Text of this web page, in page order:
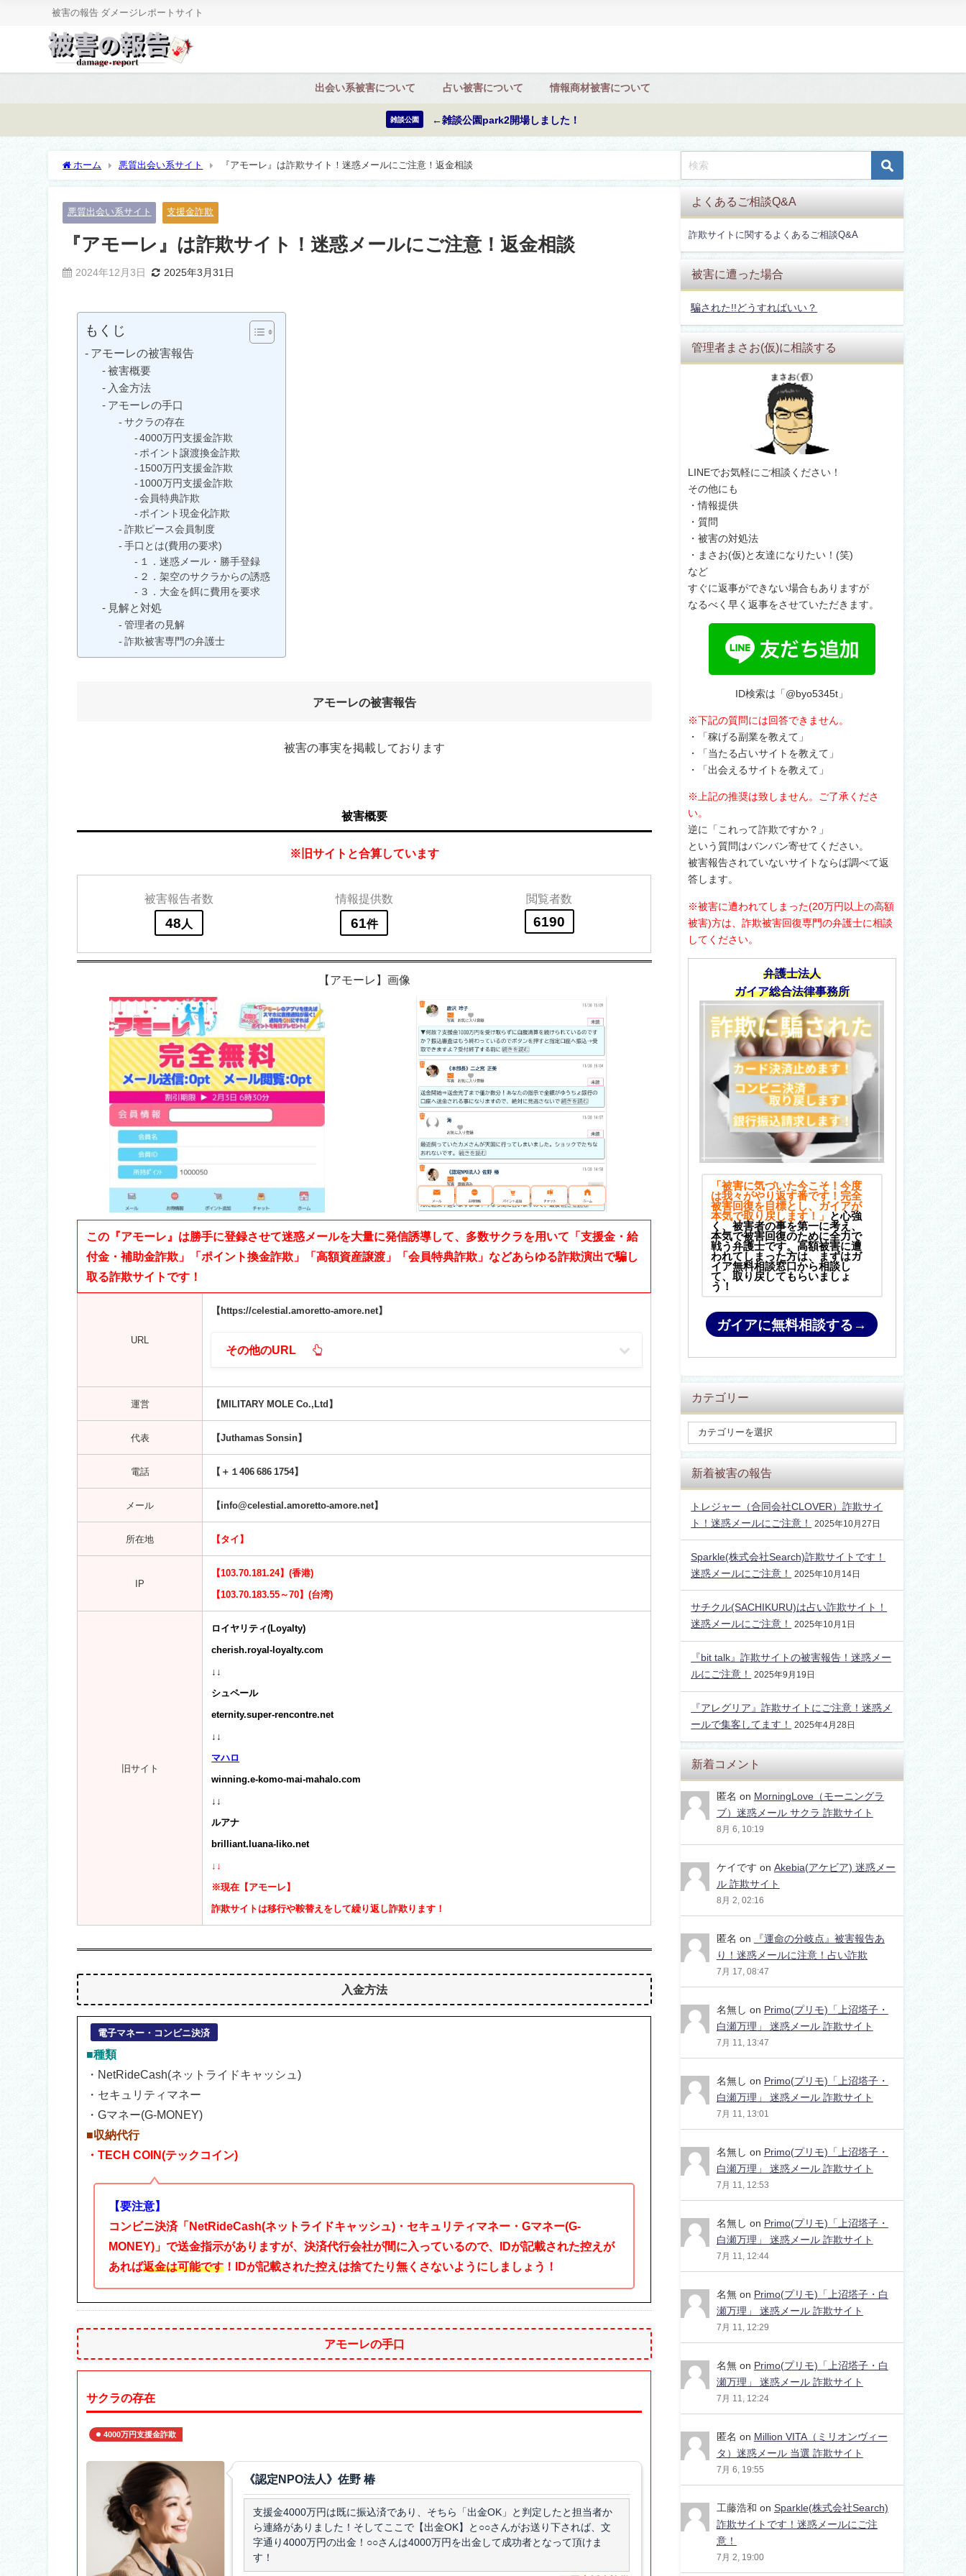
被害の報告 ダメージレポートサイト
出会い系被害について 占い被害について 情報商材被害について
雑談公園 ←雑談公園park2開場しました！
ホーム 悪質出会い系サイト 『アモーレ』は詐欺サイト！迷惑メールにご注意！返金相談
悪質出会い系サイト 支援金詐欺
『アモーレ』は詐欺サイト！迷惑メールにご注意！返金相談
2024年12月3日 2025年3月31日
もくじ
アモーレの被害報告
被害概要
入金方法
アモーレの手口
サクラの存在
4000万円支援金詐欺
ポイント譲渡換金詐欺
1500万円支援金詐欺
1000万円支援金詐欺
会員特典詐欺
ポイント現金化詐欺
詐欺ピース会員制度
手口とは(費用の要求)
１．迷惑メール・勝手登録
２．架空のサクラからの誘惑
３．大金を餌に費用を要求
見解と対処
管理者の見解
詐欺被害専門の弁護士
アモーレの被害報告
被害の事実を掲載しております
被害概要
※旧サイトと合算しています
被害報告者数
48 人
情報提供数
61 件
閲覧者数
6190
【アモーレ】画像
この『アモーレ』は勝手に登録させて迷惑メールを大量に発信誘導して、多数サクラを用いて「支援金・給
付金・補助金詐欺」「ポイント換金詐欺」「高額資産譲渡」「会員特典詐欺」などあらゆる詐欺演出で騙し
取る詐欺サイトです！
URL
【https://celestial.amoretto-amore.net】
その他のURL
運営 【MILITARY MOLE Co.,Ltd】
代表 【Juthamas Sonsin】
電話 【＋１406 686 1754】
メール 【info@celestial.amoretto-amore.net】
所在地 【タイ】
IP
【103.70.181.24】(香港)
【103.70.183.55～70】(台湾)
旧サイト
ロイヤリティ(Loyalty)
cherish.royal-loyalty.com
↓↓
シュペール
eternity.super-rencontre.net
↓↓
マハロ
winning.e-komo-mai-mahalo.com
↓↓
ルアナ
brilliant.luana-liko.net
↓↓
※現在【アモーレ】
詐欺サイトは移行や鞍替えをして繰り返し詐欺ります！
入金方法
電子マネー・コンビニ決済
■種類
・NetRideCash(ネットライドキャッシュ)
・セキュリティマネー
・Gマネー(G-MONEY)
■収納代行
・TECH COIN(テックコイン)
【要注意】
コンビニ決済「NetRideCash(ネットライドキャッシュ)・セキュリティマネー・Gマネー(G-
MONEY)」で送金指示がありますが、決済代行会社が間に入っているので、IDが記載された控えが
あれば返金は可能です ！IDが記載された控えは捨てたり無くさないようにしましょう！
アモーレの手口
サクラの存在
4000万円支援金詐欺
《認定NPO法人》佐野 椿
支援金4000万円は既に振込済であり、そちら「出金OK」と判定したと担当者か
ら連絡がありました！そしてここで【出金OK】と○○さんがお送り下されば、文
字通り4000万円の出金！○○さんは4000万円を出金して成功者となって頂けま
す！
よくあるご相談Q&A
詐欺サイトに関するよくあるご相談Q&A
被害に遭った場合
騙された!!どうすればいい？
管理者まさお(仮)に相談する
LINEでお気軽にご相談ください！
その他にも
・情報提供
・質問
・被害の対処法
・まさお(仮)と友達になりたい！(笑)
など
すぐに返事ができない場合もありますが
なるべく早く返事をさせていただきます。
ID検索は「@byo5345t」
※下記の質問には回答できません。
・「稼げる副業を教えて」
・「当たる占いサイトを教えて」
・「出会えるサイトを教えて」
※上記の推奨は致しません。ご了承くださ
い。
逆に「これって詐欺ですか？」
という質問はバンバン寄せてください。
被害報告されていないサイトならば調べて返
答します。
※被害に遭われてしまった(20万円以上の高額
被害)方は、詐欺被害回復専門の弁護士に相談
してください。
弁護士法人
ガイア総合法律事務所
「被害に気づいた今こそ！今度
は我々がやり返す番です！完全
被害回復を目標とし、ガイアが
本気で取り戻します！」
と心強
く、被害者の事を第一に考え、
本気で被害回復のために全力で
戦う弁護士です。高額被害に遭
われてしまった方は、まずはガ
イア無料相談窓口から相談し
て、取り戻してもらいましょ
う！
ガイアに無料相談する→
カテゴリー
新着被害の報告
トレジャー（合同会社CLOVER）詐欺サイ
ト！迷惑メールにご注意！
2025年10月27日
Sparkle(株式会社Search)詐欺サイトです！
迷惑メールにご注意！
2025年10月14日
サチクル(SACHIKURU)は占い詐欺サイト！
迷惑メールにご注意！
2025年10月1日
『bit talk』詐欺サイトの被害報告！迷惑メー
ルにご注意！
2025年9月19日
『アレグリア』詐欺サイトにご注意！迷惑メ
ールで集客してます！
2025年4月28日
新着コメント
匿名 on MorningLove（モーニングラ
ブ）迷惑メール サクラ 詐欺サイト
8月 6, 10:19
ケイです on Akebia(アケビア) 迷惑メー
ル 詐欺サイト
8月 2, 02:16
匿名 on
『運命の分岐点』被害報告あ
り！迷惑メールに注意！占い詐欺
7月 17, 08:47
名無し on Primo(プリモ)「上沼塔子・
白瀬万理」 迷惑メール 詐欺サイト
7月 11, 13:47
名無し on Primo(プリモ)「上沼塔子・
白瀬万理」 迷惑メール 詐欺サイト
7月 11, 13:01
名無し on Primo(プリモ)「上沼塔子・
白瀬万理」 迷惑メール 詐欺サイト
7月 11, 12:53
名無し on Primo(プリモ)「上沼塔子・
白瀬万理」 迷惑メール 詐欺サイト
7月 11, 12:44
名無on Primo(プリモ)「上沼塔子・白
瀬万理」 迷惑メール 詐欺サイト
7月 11, 12:29
名無on Primo(プリモ)「上沼塔子・白
瀬万理」 迷惑メール 詐欺サイト
7月 11, 12:24
匿名 on Million VITA（ミリオンヴィー
タ）迷惑メール 当選 詐欺サイト
7月 6, 19:55
工藤浩和 on Sparkle(株式会社Search)
詐欺サイトです！迷惑メールにご注
意！
7月 2, 19:00